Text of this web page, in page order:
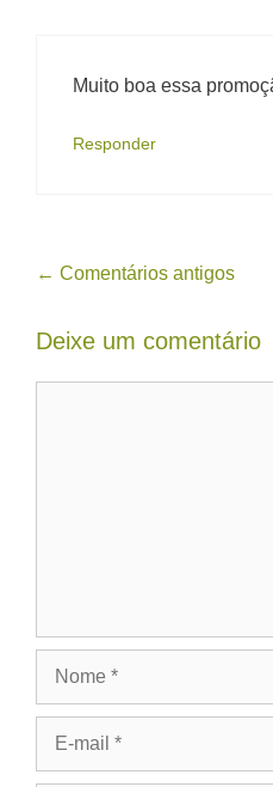
Muito boa essa
Responder
Navegação
comentário
← Comentários antigos
Deixe um comentário